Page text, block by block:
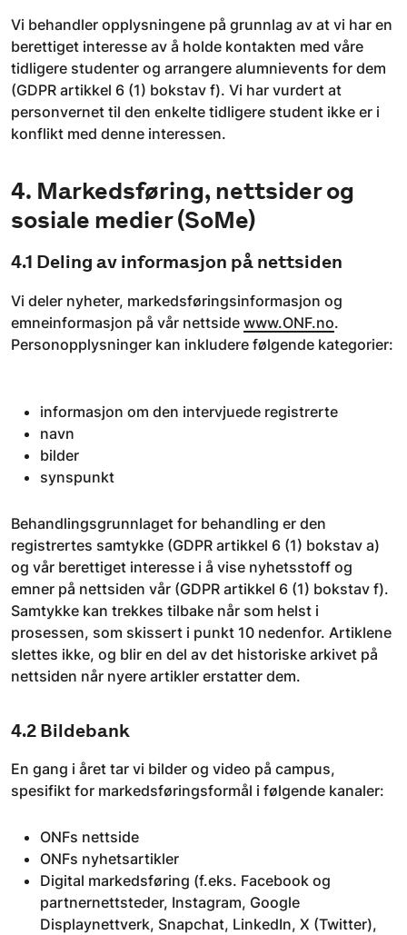
Vi behandler opplysningene på grunnlag av at vi har en
berettiget interesse av å holde kontakten med våre
tidligere studenter og arrangere alumnievents for dem
(GDPR artikkel 6 (1) bokstav f). Vi har vurdert at
personvernet til den enkelte tidligere student ikke er i
konflikt med denne interessen.
4. Markedsføring, nettsider og
sosiale medier (SoMe)
4.1 Deling av informasjon på nettsiden
Vi deler nyheter, markedsføringsinformasjon og
emneinformasjon på vår nettside www.ONF.no.
Personopplysninger kan inkludere følgende kategorier:
informasjon om den intervjuede registrerte
navn
bilder
synspunkt
Behandlingsgrunnlaget for behandling er den
registrertes samtykke (GDPR artikkel 6 (1) bokstav a)
og vår berettiget interesse i å vise nyhetsstoff og
emner på nettsiden vår (GDPR artikkel 6 (1) bokstav f).
Samtykke kan trekkes tilbake når som helst i
prosessen, som skissert i punkt 10 nedenfor. Artiklene
slettes ikke, og blir en del av det historiske arkivet på
nettsiden når nyere artikler erstatter dem.
4.2 Bildebank
En gang i året tar vi bilder og video på campus,
spesifikt for markedsføringsformål i følgende kanaler:
ONFs nettside
ONFs nyhetsartikler
Digital markedsføring (f.eks. Facebook og
partnernettsteder, Instagram, Google
Displaynettverk, Snapchat, LinkedIn, X (Twitter),